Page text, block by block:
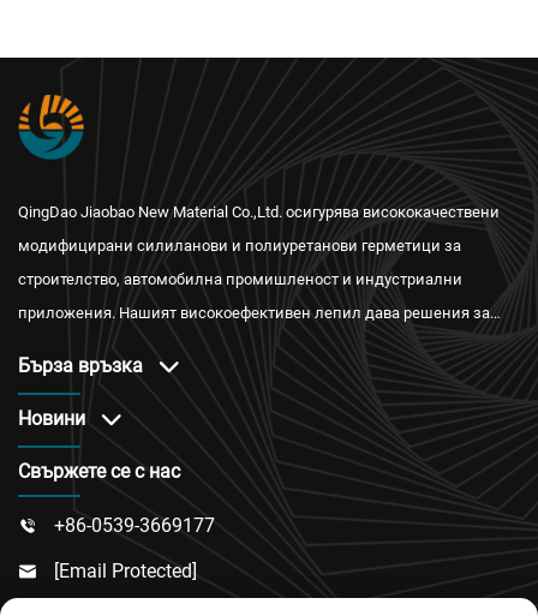
QingDao Jiaobao New Material Co.,Ltd. осигурява висококачествени
модифицирани силиланови и полиуретанови герметици за
строителство, автомобилна промишленост и индустриални
приложения. Нашият високоефективен лепил дава решения за
международни сертификати и надеждно следпродажбено
обслужване.
Бърза връзка
Новини
Свържете се с нас
 +86-0539-3669177

[email Protected]